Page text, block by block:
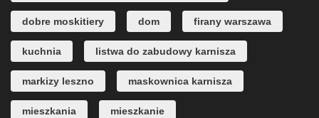
dobre moskitiery dom firany warszawa
kuchnia listwa do zabudowy karnisza
markizy leszno maskownica karnisza
mieszkania mieszkanie